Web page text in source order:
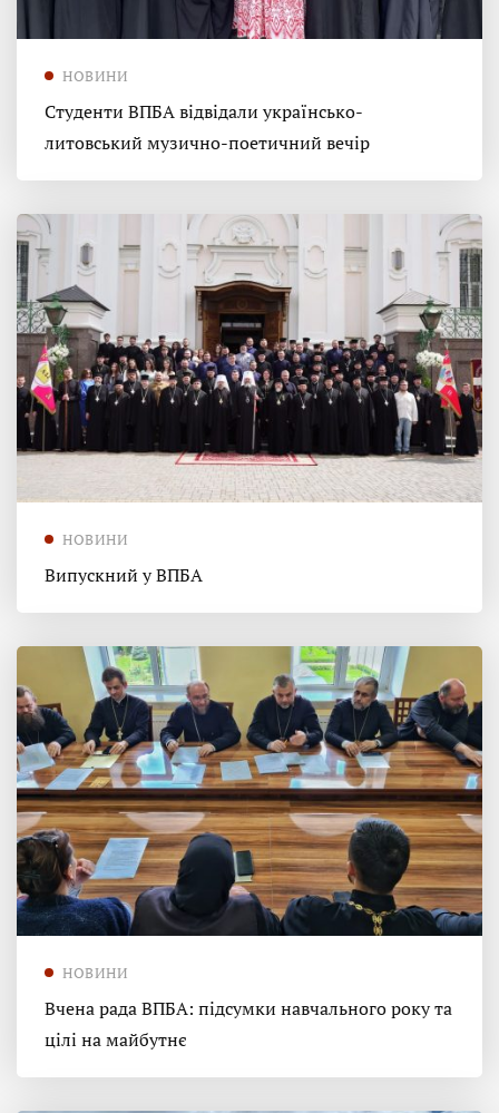
НОВИНИ
Студенти ВПБА відвідали українсько-
литовський музично-поетичний вечір
НОВИНИ
Випускний у ВПБА
НОВИНИ
Вчена рада ВПБА: підсумки навчального року та
цілі на майбутнє